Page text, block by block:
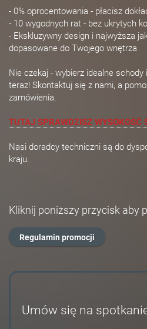
- 0% oprocentowania - płacisz
- 10 wygodnych rat - bez ukrytych
- Ekskluzywny design i najwyższa
dopasowane do Twojego wnętrza
Nie czekaj - wybierz idealne
teraz! Skontaktuj się z nami, a
zamówienia.
TUTAJ SPRAWDZISZ WYSOKOŚĆ
Nasi doradcy techniczni są do
kraju.
Kliknij poniższy przycisk aby
Regulamin promocji
Umów się na